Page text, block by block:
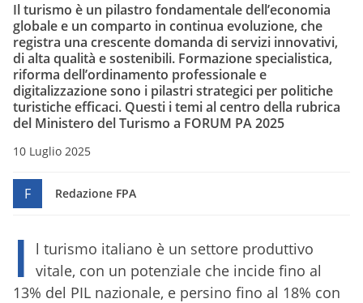
Il turismo è un pilastro fondamentale dell’economia
globale e un comparto in continua evoluzione, che
registra una crescente domanda di servizi innovativi,
di alta qualità e sostenibili. Formazione specialistica,
riforma dell’ordinamento professionale e
digitalizzazione sono i pilastri strategici per politiche
turistiche efficaci. Questi i temi al centro della rubrica
del Ministero del Turismo a FORUM PA 2025
10 Luglio 2025
F Redazione FPA
I
l turismo italiano è un settore produttivo
vitale, con un potenziale che incide fino al
13% del PIL nazionale, e persino fino al 18% con